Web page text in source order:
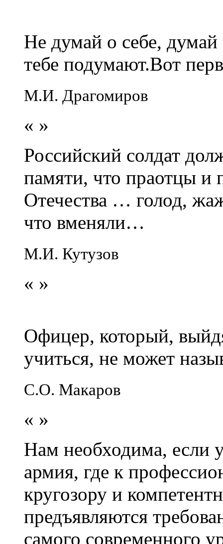
Не думай о себе,
тебе подумают.Вот
М.И. Драгомиров
« »
Российский солдат
памяти, что праотцы и
Отечества … голод,
что вменяли…
М.И. Кутузов
« »
Офицер, который,
учиться, не может
С.О. Макаров
« »
Нам необходима, если
армия, где к
кругозору и
предъявляются
самого современного